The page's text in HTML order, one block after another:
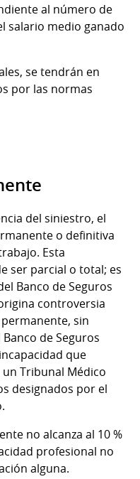
al número de
salario medio ganado
se tendrán en
por las normas
del siniestro, el
o definitiva
Esta
ser parcial o total; es
Banco de Seguros
controversia
sin
de Seguros
que
Tribunal Médico
designados por el
no alcanza al 10 %
profesional no
alguna.